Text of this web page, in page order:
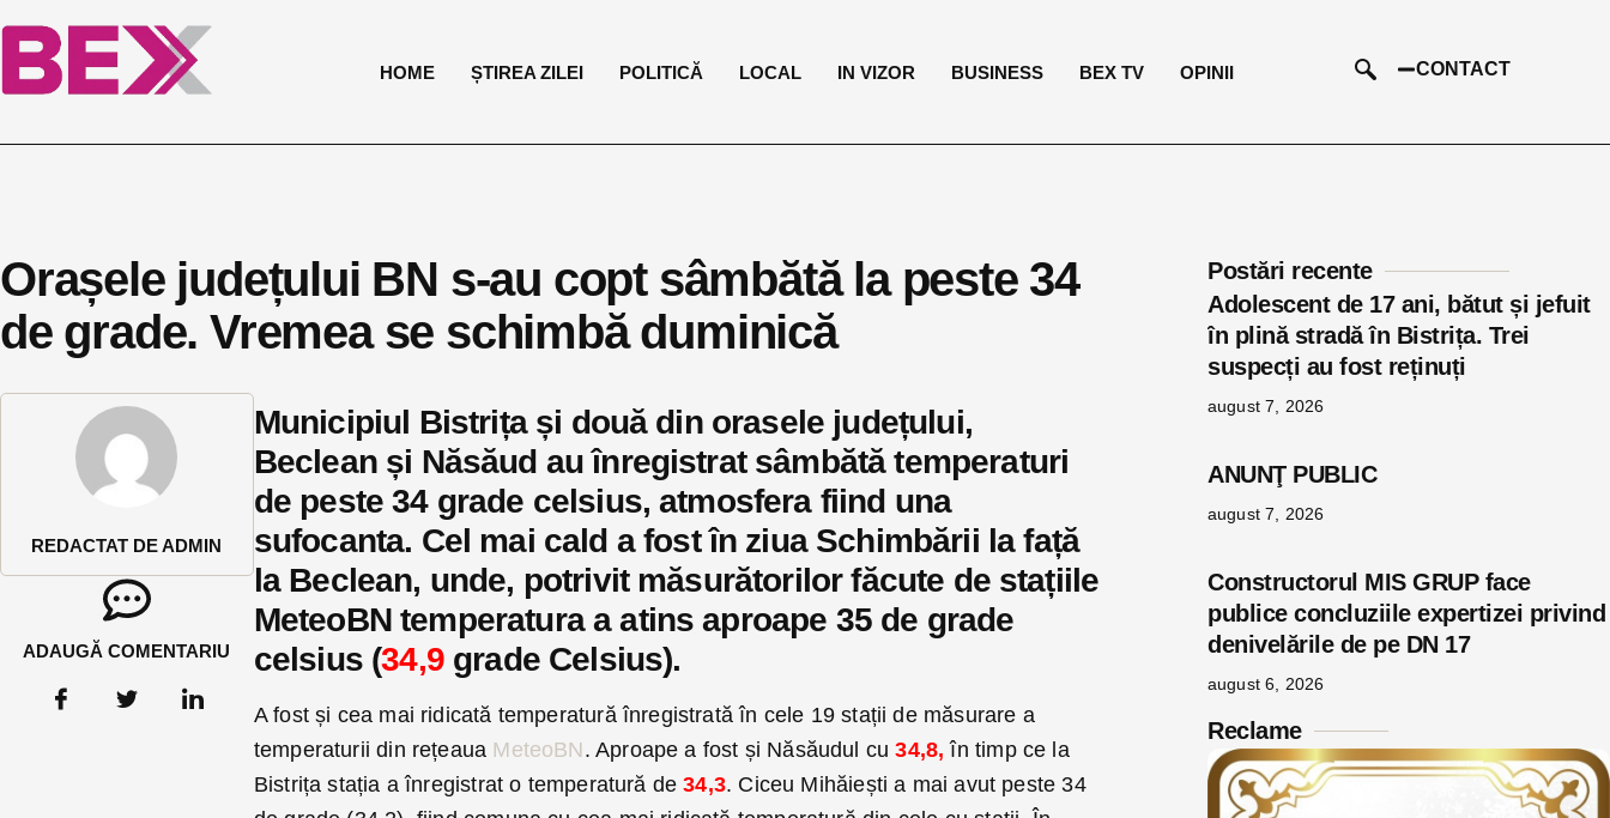
HOME ȘTIREA ZILEI POLITICĂ LOCAL IN VIZOR BUSINESS BEX TV OPINII CONTACT
Orașele județului BN s-au copt sâmbătă la peste 34
de grade. Vremea se schimbă duminică
REDACTAT DE ADMIN
ADAUGĂ COMENTARIU
Municipiul Bistrița și două din orasele județului,
Beclean și Năsăud au înregistrat sâmbătă temperaturi
de peste 34 grade celsius, atmosfera fiind una
sufocanta. Cel mai cald a fost în ziua Schimbării la față
la Beclean, unde, potrivit măsurătorilor făcute de stațiile
MeteoBN temperatura a atins aproape 35 de grade
celsius (34,9grade Celsius).
A fost și cea mai ridicată temperatură înregistrată în cele 19 stații de măsurare a
temperaturii din rețeaua MeteoBN. Aproape a fost și Năsăudul cu 34,8, în timp ce la
Bistrița stația a înregistrat o temperatură de 34,3. Ciceu Mihăiești a mai avut peste 34
Postări recente
Adolescent de 17 ani, bătut și jefuit
în plină stradă în Bistrița. Trei
suspecți au fost reținuți
august 7, 2026
ANUNŢ PUBLIC
august 7, 2026
Constructorul MIS GRUP face
publice concluziile expertizei privind
denivelările de pe DN 17
august 6, 2026
Reclame